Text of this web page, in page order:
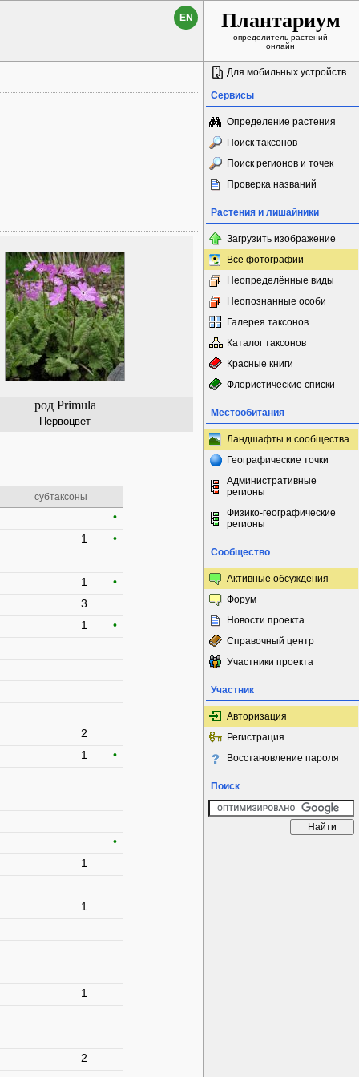
EN Плантариум
определитель растений
онлайн
род Primula
Первоцвет
субтаксоны
•
1
•
1
•
3
1
•
2
1
•
•
1
1
1
2
Для мобильных устройств
Сервисы
Определение растения
Поиск таксонов
Поиск регионов и точек
Проверка названий
Растения и лишайники
Загрузить изображение
Все фотографии
Неопределённые виды
Неопознанные особи
Галерея таксонов
Каталог таксонов
Красные книги
Флористические списки
Местообитания
Ландшафты и сообщества
Географические точки
Административные
регионы
Физико-географические
регионы
Сообщество
Активные обсуждения
Форум
Новости проекта
Справочный центр
Участники проекта
Участник
Авторизация
Регистрация
Восстановление пароля
Поиск